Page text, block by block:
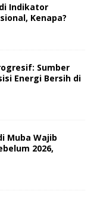
Indikator
Kenapa?
Sumber
Energi Bersih di
Muba Wajib
2026,